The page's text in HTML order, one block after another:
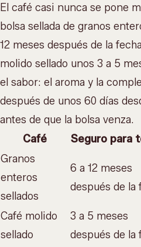
El café casi nunca se pone
bolsa sellada de granos
12 meses después de la
molido sellado unos 3 a 5
el sabor: el aroma y la
después de unos 60 días
antes de que la bolsa venza.
Café
Seguro para
Granos
enteros
sellados
6 a 12 meses
después de la
Café molido
sellado
3 a 5 meses
después de la